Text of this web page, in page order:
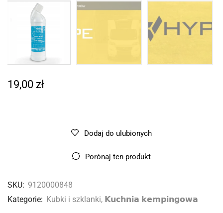
19,00 zł
Dodaj do ulubionych
Porónaj ten produkt
SKU: 9120000848
Kategorie: Kubki i szklanki, 𝗞𝘂𝗰𝗵𝗻𝗶𝗮 𝗸𝗲𝗺𝗽𝗶𝗻𝗴𝗼𝘄𝗮